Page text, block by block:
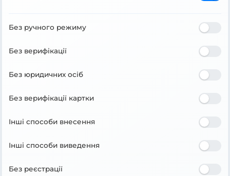
Без ручного режиму
Без верифікації
Без юридичних осіб
Без верифікації картки
Інші способи внесення
Інші способи виведення
Без реєстрації